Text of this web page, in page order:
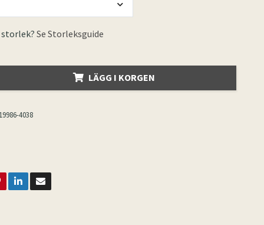
storlek?Se Storleksguide
LÄGG I KORGEN
4038